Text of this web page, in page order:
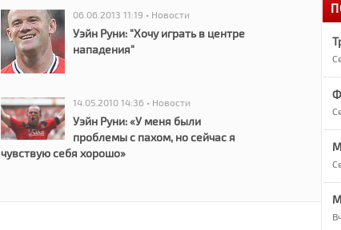
06.06.2013 11:19 • Новости
Уэйн Руни: "Хочу играть в центре
нападения"
14.05.2010 14:36 • Новости
Уэйн Руни: «У меня были
проблемы с пахом, но сейчас я
чувствую себя хорошо»